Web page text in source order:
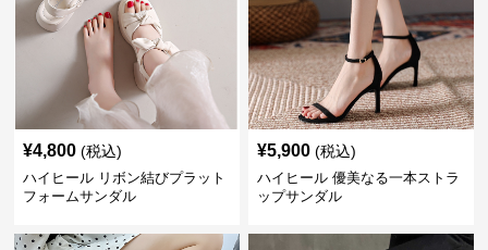
¥4,800 (税込)
ハイヒール リボン結びプラット
フォームサンダル
¥5,900 (税込)
ハイヒール 優美なる一本ストラ
ップサンダル